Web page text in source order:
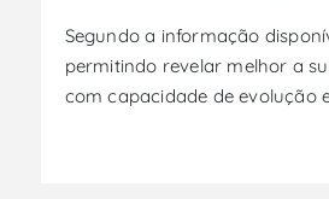
Segundo a informação
permitindo revelar melhor a
com capacidade de evolução